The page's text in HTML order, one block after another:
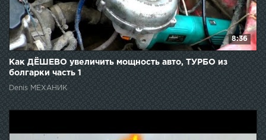
8:36
Как ДЁШЕВО увеличить мощность авто, ТУРБО из
болгарки часть 1
Denis МЕХАНИК